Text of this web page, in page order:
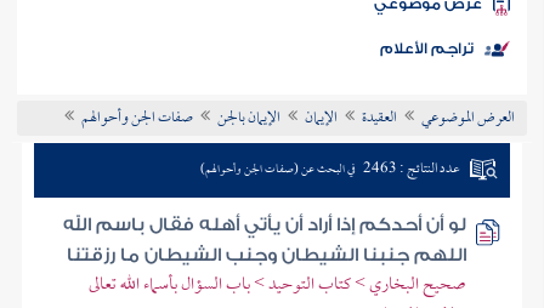
الكتب
موضوعي
تراجم الأعلام
العرض الموضوعي العقيدة الإيمان الإيمان بالجن صفات الجن وأحوالهم
عدد النتائج : 2463 في البحث عن (صفات الجن وأحوالهم)
لو أن أحدكم إذا أراد أن يأتي أهله فقال باسم الله
اللهم جنبنا الشيطان وجنب الشيطان ما رزقتنا
صحيح البخاري > كتاب التوحيد > باب السؤال بأسماء الله تعالى